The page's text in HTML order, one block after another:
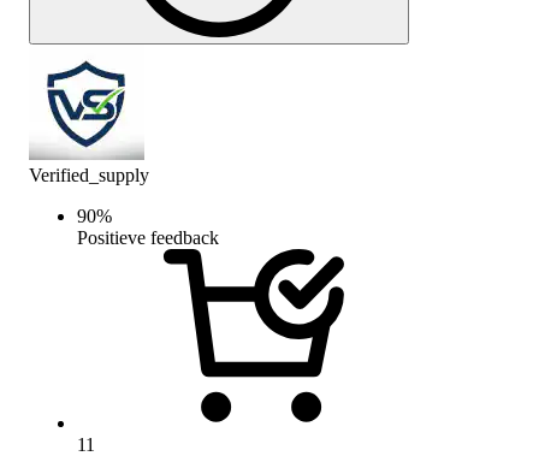
Verified_supply
90%
Positieve feedback
11